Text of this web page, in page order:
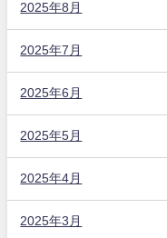
2025年8月
2025年7月
2025年6月
2025年5月
2025年4月
2025年3月